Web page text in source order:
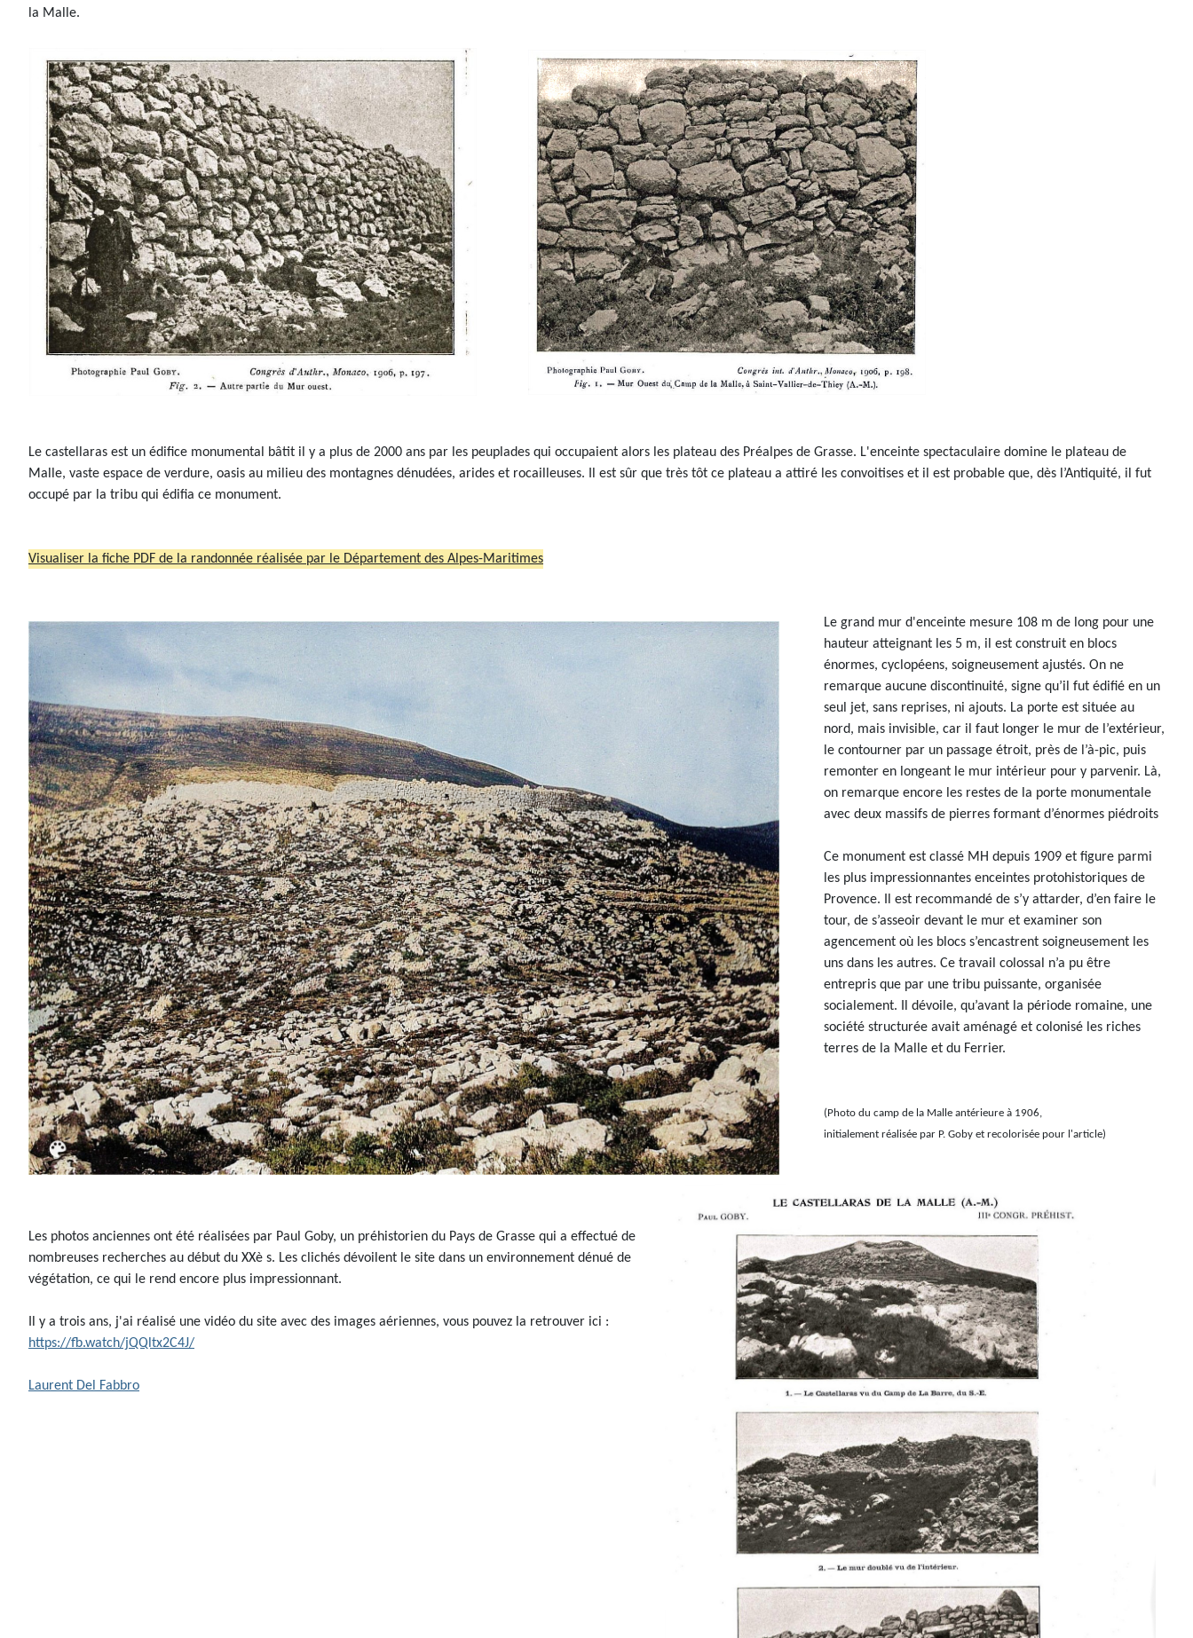
la Malle.
Le castellaras est un édifice monumental bâtit il y a plus de 2000 ans par les peuplades qui occupaient alors les plateau des Préalpes de Grasse. L'enceinte spectaculaire domine le plateau de
Malle, vaste espace de verdure, oasis au milieu des montagnes dénudées, arides et rocailleuses. Il est sûr que très tôt ce plateau a attiré les convoitises et il est probable que, dès l’Antiquité, il fut
occupé par la tribu qui édifia ce monument.
Visualiser la fiche PDF de la randonnée réalisée par le Département des Alpes-Maritimes
Le grand mur d'enceinte mesure 108 m de long pour une
hauteur atteignant les 5 m, il est construit en blocs
énormes, cyclopéens, soigneusement ajustés. On ne
remarque aucune discontinuité, signe qu’il fut édifié en un
seul jet, sans reprises, ni ajouts. La porte est située au
nord, mais invisible, car il faut longer le mur de l’extérieur,
le contourner par un passage étroit, près de l’à-pic, puis
remonter en longeant le mur intérieur pour y parvenir. Là,
on remarque encore les restes de la porte monumentale
avec deux massifs de pierres formant d’énormes piédroits
Ce monument est classé MH depuis 1909 et figure parmi
les plus impressionnantes enceintes protohistoriques de
Provence. Il est recommandé de s’y attarder, d’en faire le
tour, de s’asseoir devant le mur et examiner son
agencement où les blocs s’encastrent soigneusement les
uns dans les autres. Ce travail colossal n’a pu être
entrepris que par une tribu puissante, organisée
socialement. Il dévoile, qu’avant la période romaine, une
société structurée avait aménagé et colonisé les riches
terres de la Malle et du Ferrier.
(Photo du camp de la Malle antérieure à 1906,
initialement réalisée par P. Goby et recolorisée pour l'article)
Les photos anciennes ont été réalisées par Paul Goby, un préhistorien du Pays de Grasse qui a effectué de
nombreuses recherches au début du XXè s. Les clichés dévoilent le site dans un environnement dénué de
végétation, ce qui le rend encore plus impressionnant.
Il y a trois ans, j'ai réalisé une vidéo du site avec des images aériennes, vous pouvez la retrouver ici :
https://fb.watch/jQQltx2C4J/
Laurent Del Fabbro